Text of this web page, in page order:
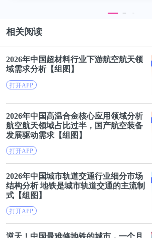
相关阅读
2026年中国超材料行业下游航空航天领
域需求分析【组图】
打开APP
2026年中国高温合金核心应用领域分析
航空航天领域占比过半，国产航空装备
发展驱动需求【组图】
打开APP
2026年中国城市轨道交通行业细分市场
结构分析地铁是城市轨道交通的主流制
式【组图】
打开APP
逆天！中国最难修地铁的城市，一个月